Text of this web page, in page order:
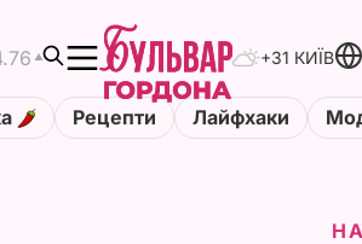
+31 КИЇВ
Рецепти Лайфхаки